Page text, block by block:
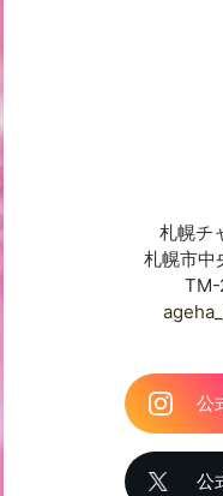
札幌チ
札幌市中
TM-
公
公